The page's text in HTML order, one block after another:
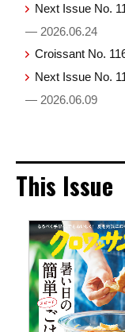
Next Issue No.
— 2026.06.24
Croissant No.
Next Issue No.
— 2026.06.09
This Issue